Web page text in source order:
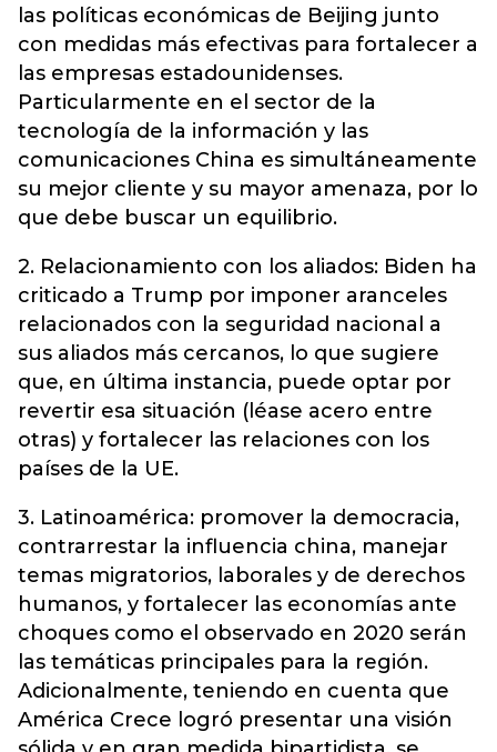
las políticas económicas de Beijing junto
con medidas más efectivas para fortalecer a
las empresas estadounidenses.
Particularmente en el sector de la
tecnología de la información y las
comunicaciones China es simultáneamente
su mejor cliente y su mayor amenaza, por lo
que debe buscar un equilibrio.
2. Relacionamiento con los aliados: Biden ha
criticado a Trump por imponer aranceles
relacionados con la seguridad nacional a
sus aliados más cercanos, lo que sugiere
que, en última instancia, puede optar por
revertir esa situación (léase acero entre
otras) y fortalecer las relaciones con los
países de la UE.
3. Latinoamérica: promover la democracia,
contrarrestar la influencia china, manejar
temas migratorios, laborales y de derechos
humanos, y fortalecer las economías ante
choques como el observado en 2020 serán
las temáticas principales para la región.
Adicionalmente, teniendo en cuenta que
América Crece logró presentar una visión